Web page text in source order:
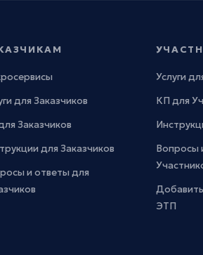
для Заказчиков
Заказчиков
для Заказчиков
и ответы для
Услуги
КП для
Вопросы
ЭТП